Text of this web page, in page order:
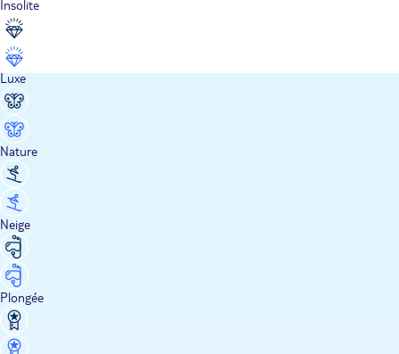
Insolite
Luxe
Nature
Neige
Plongée